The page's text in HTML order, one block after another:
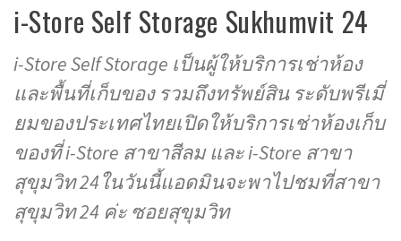
i-Store Self Storage Sukhumvit 24
i-Store Self Storage เป็นผู้ให้บริการเช่าห้อง
และพื้นที่เก็บของ รวมถึงทรัพย์สิน ระดับพรีเมี่
ยมของประเทศไทยเปิดให้บริการเช่าห้องเก็บ
ของที่ i-Store สาขาสีลม และ i-Store สาขา
สุขุมวิท 24ในวันนี้แอดมินจะพาไปชมที่สาขา
สุขุมวิท 24 ค่ะ ซอยสุขุมวิท